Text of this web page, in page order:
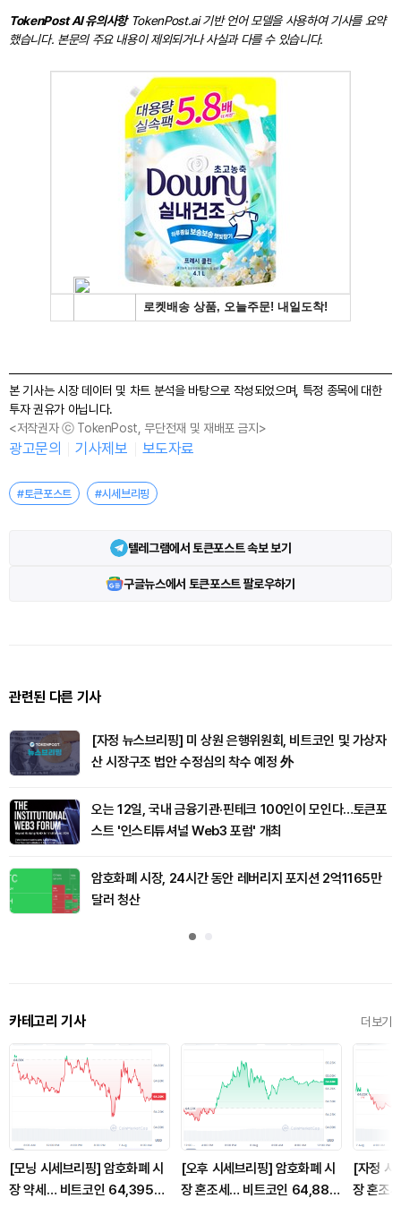
TokenPost AI 유의사항TokenPost.ai 기반 언어 모델을 사용하여 기사를 요약
했습니다. 본문의 주요 내용이 제외되거나 사실과 다를 수 있습니다.
본 기사는 시장 데이터 및 차트 분석을 바탕으로 작성되었으며, 특정 종목에 대한
투자 권유가 아닙니다.
<저작권자 ⓒ TokenPost, 무단전재 및 재배포 금지>
광고문의 기사제보 보도자료
#토큰포스트 #시세브리핑
텔레그램에서 토큰포스트 속보 보기
구글뉴스에서 토큰포스트 팔로우하기
관련된 다른 기사
[자정 뉴스브리핑] 미 상원 은행위원회, 비트코인 및 가상자
산 시장구조 법안 수정심의 착수 예정 外
오는 12일, 국내 금융기관·핀테크 100인이 모인다…토큰포
스트 '인스티튜셔널 Web3 포럼' 개최
암호화폐 시장, 24시간 동안 레버리지 포지션 2억1165만
달러 청산
카테고리 기사 더보기
[모닝 시세브리핑] 암호화폐 시
장 약세… 비트코인 64,395달
[오후 시세브리핑] 암호화폐 시
장 혼조세… 비트코인 64,883
[자정 시
장 혼조